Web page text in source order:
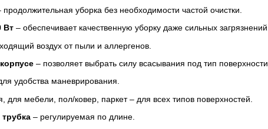
продолжительная уборка без необходимости частой очистки.
Вт – обеспечивает качественную уборку даже сильных загрязнений.
воздух от пыли и аллергенов.
– позволяет выбрать силу всасывания под тип поверхности.
удобства маневрирования.
для мебели, пол/ковер, паркет – для всех типов поверхностей.
– регулируемая по длине.